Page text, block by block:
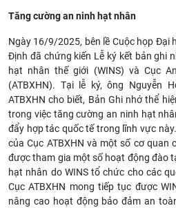
Tăng cường an ninh hạt nhân
Ngày 16/9/2025, bên lề Cuộc họp Đại
Định đã chứng kiến Lễ ký kết bản ghi
hạt nhân thế giới (WINS) và Cục
(ATBXHN). Tại lễ ký, ông Nguyễn
ATBXHN cho biết, Bản Ghi nhớ thể
trong việc tăng cường an ninh hạt
đẩy hợp tác quốc tế trong lĩnh vực
của Cục ATBXHN và một số cơ quan
được tham gia một số hoạt động đào
hạt nhân do WINS tổ chức cho các
Cục ATBXHN mong tiếp tục được
nâng cao hoạt động bảo đảm an